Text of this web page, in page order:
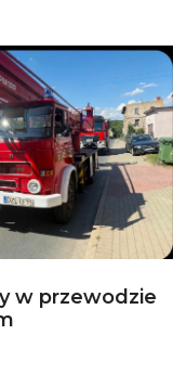
w przewodzie